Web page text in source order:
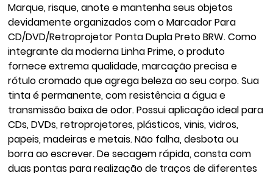
Marque, risque, anote e mantenha seus objetos
devidamente organizados com o Marcador Para
CD/DVD/Retroprojetor Ponta Dupla Preto BRW. Como
integrante da moderna Linha Prime, o produto
fornece extrema qualidade, marcação precisa e
rótulo cromado que agrega beleza ao seu corpo. Sua
tinta é permanente, com resistência a água e
transmissão baixa de odor. Possui aplicação ideal para
CDs, DVDs, retroprojetores, plásticos, vinis, vidros,
papeis, madeiras e metais. Não falha, desbota ou
borra ao escrever. De secagem rápida, consta com
duas pontas para realização de traços de diferentes